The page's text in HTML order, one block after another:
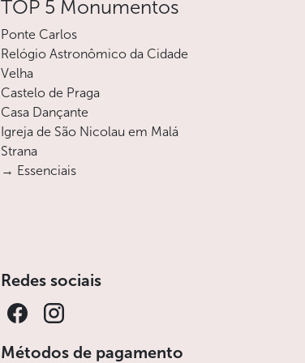
TOP 5 Monumentos
Ponte Carlos
Relógio Astronômico da Cidade
Velha
Castelo de Praga
Casa Dançante
Igreja de São Nicolau em Malá
Strana
→ Essenciais
Redes sociais
Métodos de pagamento